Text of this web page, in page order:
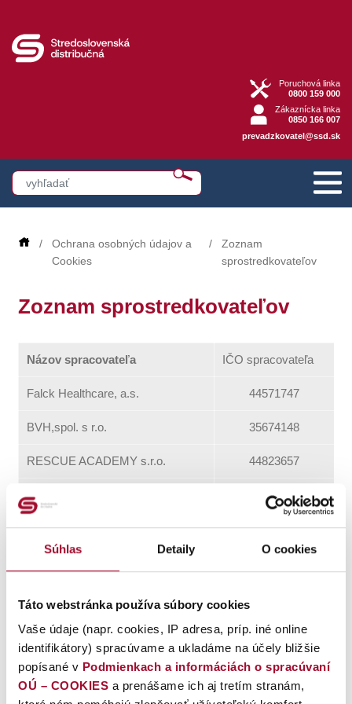
Súhlas Detaily O cookies
Táto webstránka používa súbory cookies
Vaše údaje (napr. cookies, IP adresa, príp. iné online
identifikátory) spracúvame a ukladáme na účely bližšie
popísané v Podmienkach a informáciách o spracúvaní
OÚ – COOKIES a prenášame ich aj tretím stranám,
Poruchová linka
0800 159 000
Zákaznícka linka
0850 166 007
prevadzkovatel@ssd.sk
Ochrana osobných údajov a
Cookies
Zoznam
sprostredkovateľov
Zoznam sprostredkovateľov
Názov spracovateľa IČO spracovateľa
Falck Healthcare, a.s. 44571747
BVH,spol. s r.o. 35674148
RESCUE ACADEMY s.r.o. 44823657
BOZPO, s.r.o. 36332151
MGR. JIŘÍ ANDROVIČ - ANDER 14216493
AUTOŠKOLA
ING. IVAN SOKOL INPEKO 10938885
ŠARK, S.R.O. 36676578